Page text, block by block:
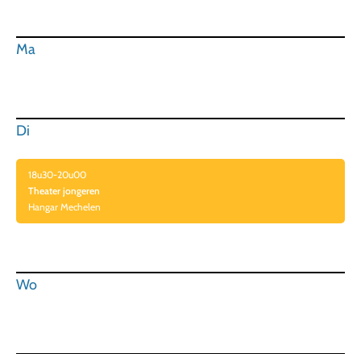
Ma
Di
18u30-20u00
Theater jongeren
Hangar Mechelen
Wo